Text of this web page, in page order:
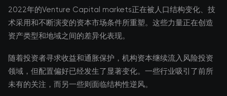
2022年的Venture Capital markets正在被人口结构变化、技
术采用和不断演变的资本市场条件所重塑。这些力量正在创造
资产类型和地域之间的差异化表现。
随着投资者寻求收益和通胀保护，机构资本继续流入风险投资
领域，但配置偏好已经发生了显著变化。一些行业吸引了前所
未有的关注，而另一些则面临结构性逆风。